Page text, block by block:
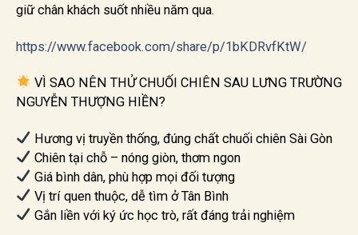
giữ chân khách suốt nhiều năm qua.
https://www.facebook.com/share/p/1bKDRvfKtW/
VÌ SAO NÊN THỬ CHUỐI CHIÊN SAU LƯNG TRƯỜNG
NGUYỄN THƯỢNG HIỀN?
Hương vị truyền thống, đúng chất chuối chiên Sài Gòn
Chiên tại chỗ – nóng giòn, thơm ngon
Giá bình dân, phù hợp mọi đối tượng
Vị trí quen thuộc, dễ tìm ở Tân Bình
Gắn liền với ký ức học trò, rất đáng trải nghiệm